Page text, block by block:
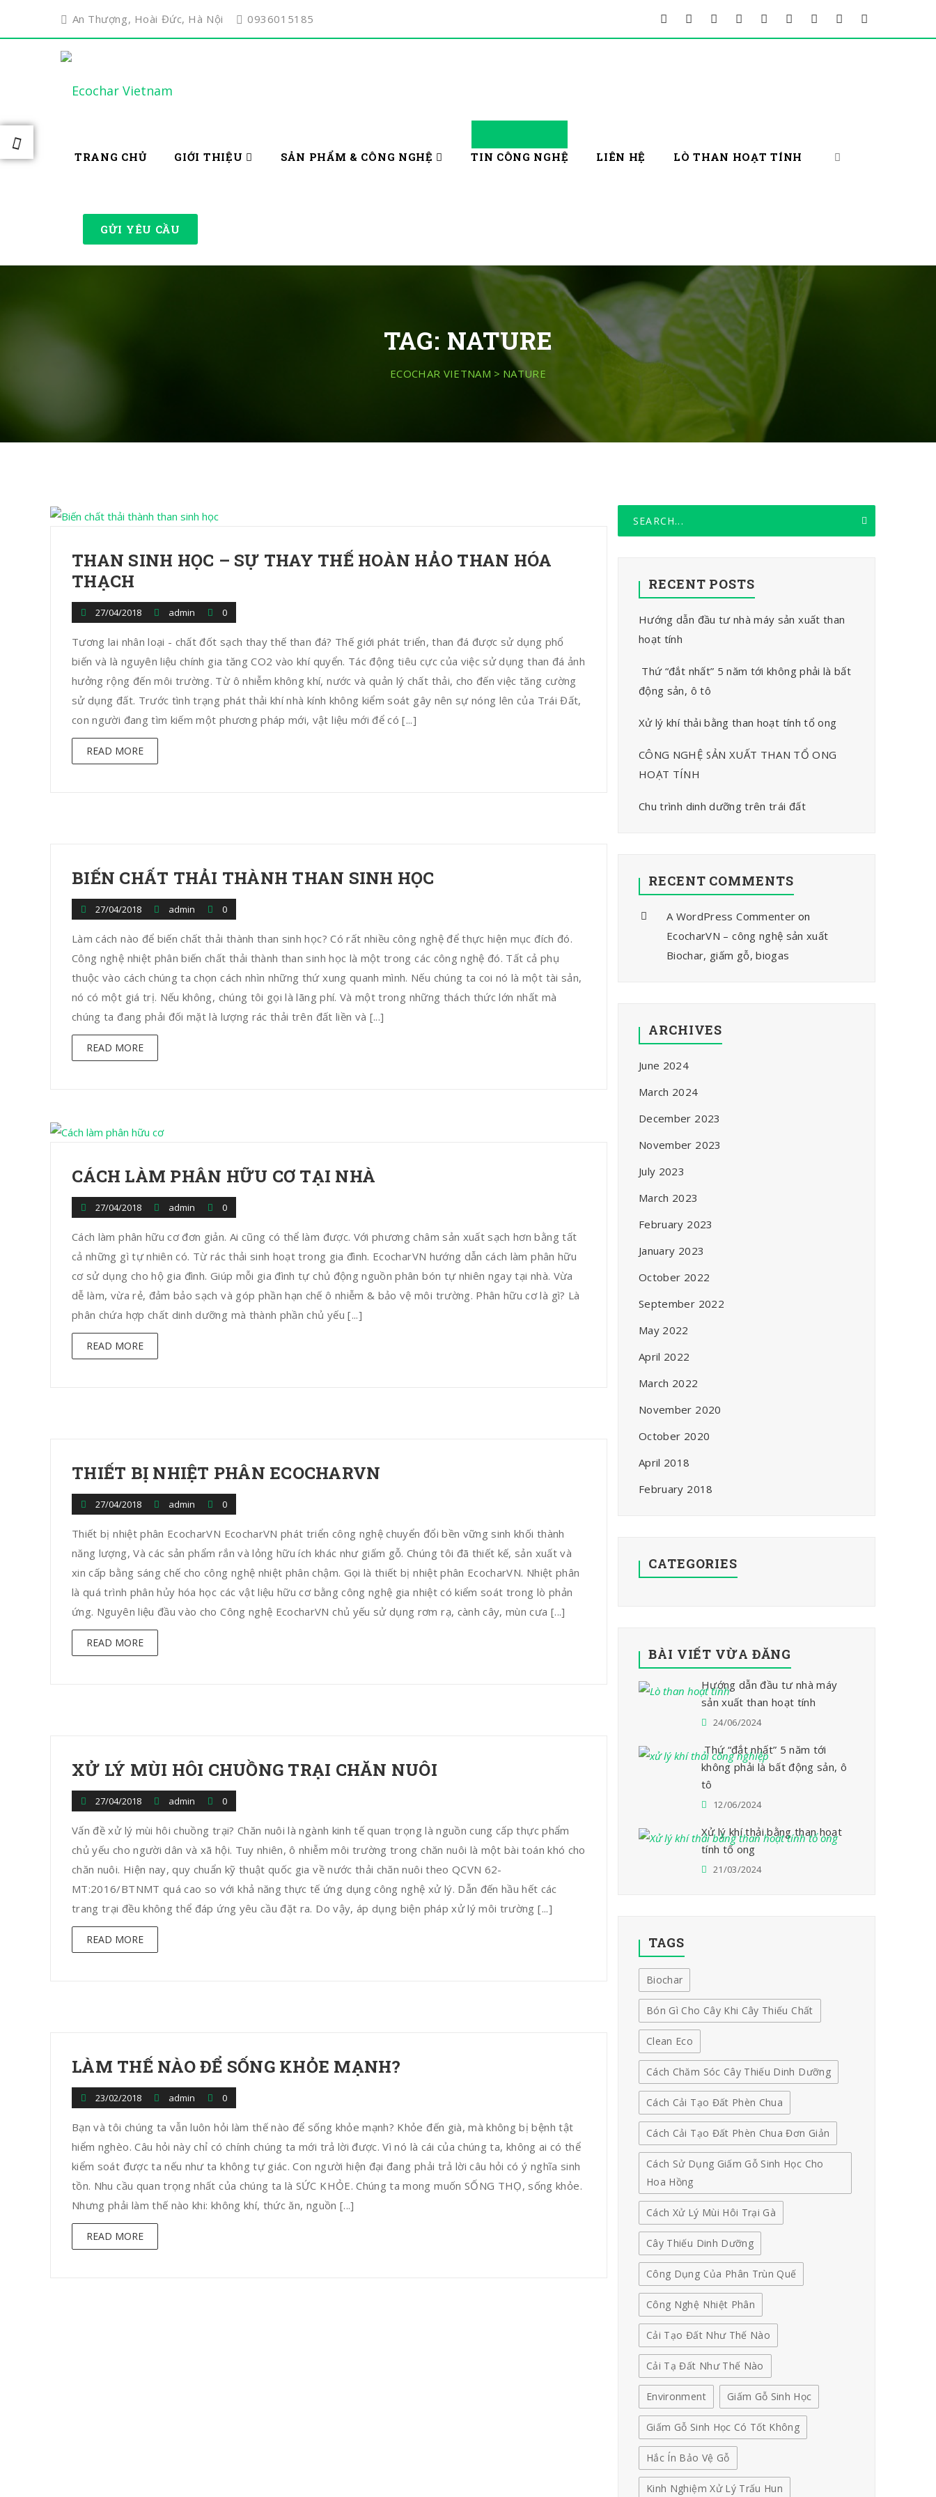
An Thượng, Hoài Đức, Hà Nội 0936015185
TRANG CHỦ GIỚI THIỆU SẢN PHẨM & CÔNG NGHỆ TIN CÔNG NGHỆ LIÊN HỆ LÒ THAN HOẠT TÍNH
GỬI YÊU CẦU
TAG: NATURE
ECOCHAR VIETNAM > NATURE
THAN SINH HỌC – SỰ THAY THẾ HOÀN HẢO THAN HÓA
THẠCH
27/04/2018 admin 0
Tương lai nhân loại - chất đốt sạch thay thế than đá? Thế giới phát triển, than đá được sử dụng phổ
biến và là nguyên liệu chính gia tăng CO2 vào khí quyển. Tác động tiêu cực của việc sử dụng than đá ảnh
hưởng rộng đến môi trường. Từ ô nhiễm không khí, nước và quản lý chất thải, cho đến việc tăng cường
sử dụng đất. Trước tình trạng phát thải khí nhà kính không kiểm soát gây nên sự nóng lên của Trái Đất,
con người đang tìm kiếm một phương pháp mới, vật liệu mới để có [...]
READ MORE
BIẾN CHẤT THẢI THÀNH THAN SINH HỌC
27/04/2018 admin 0
Làm cách nào để biến chất thải thành than sinh học? Có rất nhiều công nghệ để thực hiện mục đích đó.
Công nghệ nhiệt phân biến chất thải thành than sinh học là một trong các công nghệ đó. Tất cả phụ
thuộc vào cách chúng ta chọn cách nhìn những thứ xung quanh mình. Nếu chúng ta coi nó là một tài sản,
nó có một giá trị. Nếu không, chúng tôi gọi là lãng phí. Và một trong những thách thức lớn nhất mà
chúng ta đang phải đối mặt là lượng rác thải trên đất liền và [...]
READ MORE
CÁCH LÀM PHÂN HỮU CƠ TẠI NHÀ
27/04/2018 admin 0
Cách làm phân hữu cơ đơn giản. Ai cũng có thể làm được. Với phương châm sản xuất sạch hơn bằng tất
cả những gì tự nhiên có. Từ rác thải sinh hoạt trong gia đình. EcocharVN hướng dẫn cách làm phân hữu
cơ sử dụng cho hộ gia đình. Giúp mỗi gia đình tự chủ động nguồn phân bón tự nhiên ngay tại nhà. Vừa
dễ làm, vừa rẻ, đảm bảo sạch và góp phần hạn chế ô nhiễm & bảo vệ môi trường. Phân hữu cơ là gì? Là
phân chứa hợp chất dinh dưỡng mà thành phần chủ yếu [...]
READ MORE
THIẾT BỊ NHIỆT PHÂN ECOCHARVN
27/04/2018 admin 0
Thiết bị nhiệt phân EcocharVN EcocharVN phát triển công nghệ chuyển đổi bền vững sinh khối thành
năng lượng, Và các sản phẩm rắn và lỏng hữu ích khác như giấm gỗ. Chúng tôi đã thiết kế, sản xuất và
xin cấp bằng sáng chế cho công nghệ nhiệt phân chậm. Gọi là thiết bị nhiệt phân EcocharVN. Nhiệt phân
là quá trình phân hủy hóa học các vật liệu hữu cơ bằng công nghệ gia nhiệt có kiểm soát trong lò phản
ứng. Nguyên liệu đầu vào cho Công nghệ EcocharVN chủ yếu sử dụng rơm rạ, cành cây, mùn cưa [...]
READ MORE
XỬ LÝ MÙI HÔI CHUỒNG TRẠI CHĂN NUÔI
27/04/2018 admin 0
Vấn đề xử lý mùi hôi chuồng trại? Chăn nuôi là ngành kinh tế quan trọng là nguồn cung cấp thực phẩm
chủ yếu cho người dân và xã hội. Tuy nhiên, ô nhiễm môi trường trong chăn nuôi là một bài toán khó cho
chăn nuôi. Hiện nay, quy chuẩn kỹ thuật quốc gia về nước thải chăn nuôi theo QCVN 62-
MT:2016/BTNMT quá cao so với khả năng thực tế ứng dụng công nghệ xử lý. Dẫn đến hầu hết các
trang trại đều không thể đáp ứng yêu cầu đặt ra. Do vậy, áp dụng biện pháp xử lý môi trường [...]
READ MORE
LÀM THẾ NÀO ĐỂ SỐNG KHỎE MẠNH?
23/02/2018 admin 0
Bạn và tôi chúng ta vẫn luôn hỏi làm thế nào để sống khỏe mạnh? Khỏe đến già, mà không bị bệnh tật
hiểm nghèo. Câu hỏi này chỉ có chính chúng ta mới trả lời được. Vì nó là cái của chúng ta, không ai có thể
kiểm soát được ta nếu như ta không tự giác. Con người hiện đại đang phải trả lời câu hỏi có ý nghĩa sinh
tồn. Nhu cầu quan trọng nhất của chúng ta là SỨC KHỎE. Chúng ta mong muốn SỐNG THỌ, sống khỏe.
Nhưng phải làm thế nào khi: không khí, thức ăn, nguồn [...]
READ MORE
RECENT POSTS
Hướng dẫn đầu tư nhà máy sản xuất than
hoạt tính
Thứ “đắt nhất” 5 năm tới không phải là bất
động sản, ô tô
Xử lý khí thải bằng than hoạt tính tổ ong
CÔNG NGHỆ SẢN XUẤT THAN TỔ ONG
HOẠT TÍNH
Chu trình dinh dưỡng trên trái đất
RECENT COMMENTS
A WordPress Commenter on
EcocharVN – công nghệ sản xuất
Biochar, giấm gỗ, biogas
ARCHIVES
June 2024
March 2024
December 2023
November 2023
July 2023
March 2023
February 2023
January 2023
October 2022
September 2022
May 2022
April 2022
March 2022
November 2020
October 2020
April 2018
February 2018
CATEGORIES
BÀI VIẾT VỪA ĐĂNG
Hướng dẫn đầu tư nhà máy
sản xuất than hoạt tính
24/06/2024
Thứ “đắt nhất” 5 năm tới
không phải là bất động sản, ô
tô
12/06/2024
Xử lý khí thải bằng than hoạt
tính tổ ong
21/03/2024
TAGS
Biochar
Bón Gì Cho Cây Khi Cây Thiếu Chất
Clean Eco
Cách Chăm Sóc Cây Thiếu Dinh Dưỡng
Cách Cải Tạo Đất Phèn Chua
Cách Cải Tạo Đất Phèn Chua Đơn Giản
Cách Sử Dụng Giấm Gỗ Sinh Học Cho
Hoa Hồng
Cách Xử Lý Mùi Hôi Trại Gà
Cây Thiếu Dinh Dưỡng
Công Dụng Của Phân Trùn Quế
Công Nghệ Nhiệt Phân
Cải Tạo Đất Như Thế Nào
Cải Tạ Đất Như Thế Nào
Environment Giấm Gỗ Sinh Học
Giấm Gỗ Sinh Học Có Tốt Không
Hắc Ín Bảo Vệ Gỗ
Kinh Nghiệm Xử Lý Trấu Hun